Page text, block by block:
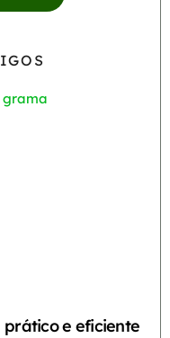
e eficiente